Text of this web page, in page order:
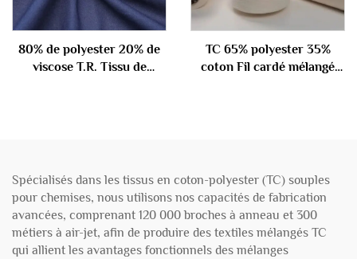
80% de polyester 20% de
viscose T.R. Tissu de
TC 65% polyester 35%
coton Fil cardé mélangé
Spécialisés dans les tissus en coton-polyester (TC) souples
pour chemises, nous utilisons nos capacités de fabrication
avancées, comprenant 120 000 broches à anneau et 300
métiers à air-jet, afin de produire des textiles mélangés TC
qui allient les avantages fonctionnels des mélanges